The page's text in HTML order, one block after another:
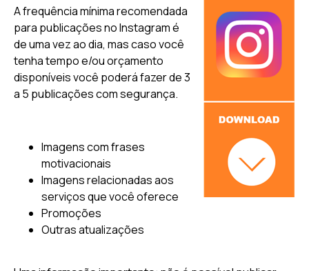
A frequência mínima recomendada
para publicações no Instagram é
de uma vez ao dia, mas caso você
tenha tempo e/ou orçamento
disponíveis você poderá fazer de 3
a 5 publicações com segurança.
Imagens com frases
motivacionais
Imagens relacionadas aos
serviços que você oferece
Promoções
Outras atualizações